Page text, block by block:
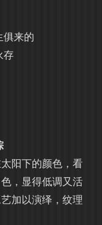
俱来的
存
阳下的颜色，看
，显得低调又活
加以演绎，纹理